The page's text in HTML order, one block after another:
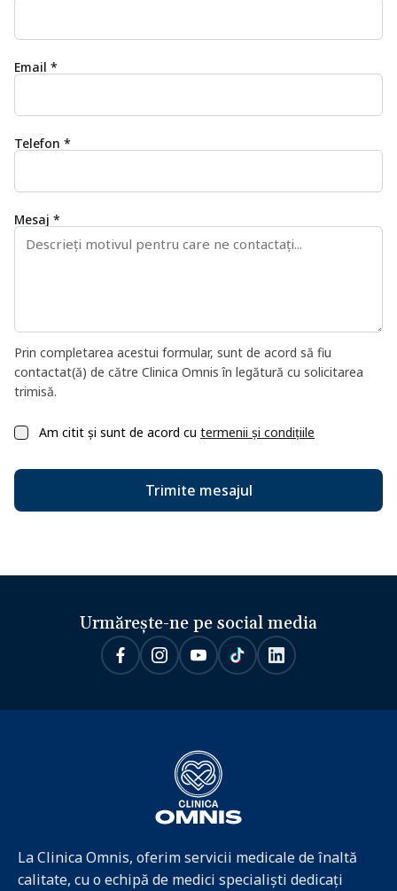
Email *
Telefon *
Mesaj *
Prin completarea acestui formular, sunt de acord să fiu
contactat(ă) de către Clinica Omnis în legătură cu solicitarea
trimisă.
Am citit și sunt de acord cu termenii și condițiile
Trimite mesajul
Urmărește-ne pe social media
La Clinica Omnis, oferim servicii medicale de înaltă
calitate, cu o echipă de medici specialiști dedicați